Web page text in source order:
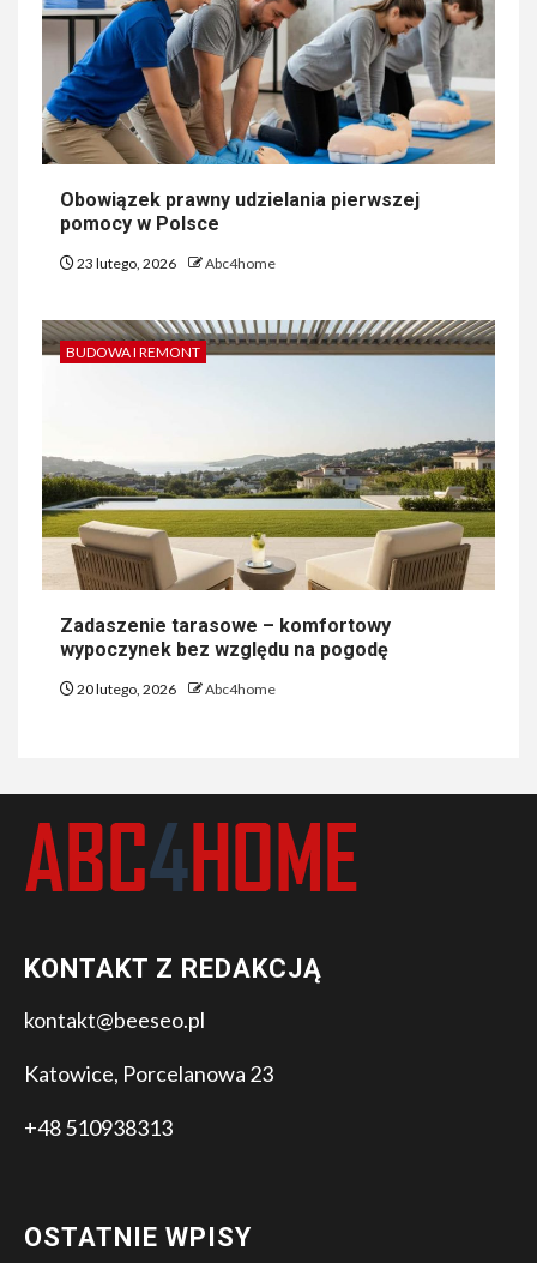
Obowiązek prawny udzielania pierwszej
pomocy w Polsce
23 lutego, 2026 Abc4home
BUDOWA I REMONT
Zadaszenie tarasowe – komfortowy
wypoczynek bez względu na pogodę
20 lutego, 2026 Abc4home
KONTAKT Z REDAKCJĄ
kontakt@beeseo.pl
Katowice, Porcelanowa 23
+48 510938313
OSTATNIE WPISY